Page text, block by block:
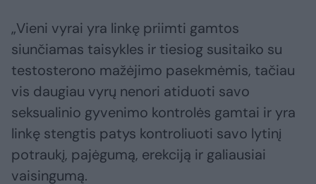
„Vieni vyrai yra linkę priimti gamtos
siunčiamas taisykles ir tiesiog susitaiko su
testosterono mažėjimo pasekmėmis, tačiau
vis daugiau vyrų nenori atiduoti savo
seksualinio gyvenimo kontrolės gamtai ir yra
linkę stengtis patys kontroliuoti savo lytinį
potraukį, pajėgumą, erekciją ir galiausiai
vaisingumą.